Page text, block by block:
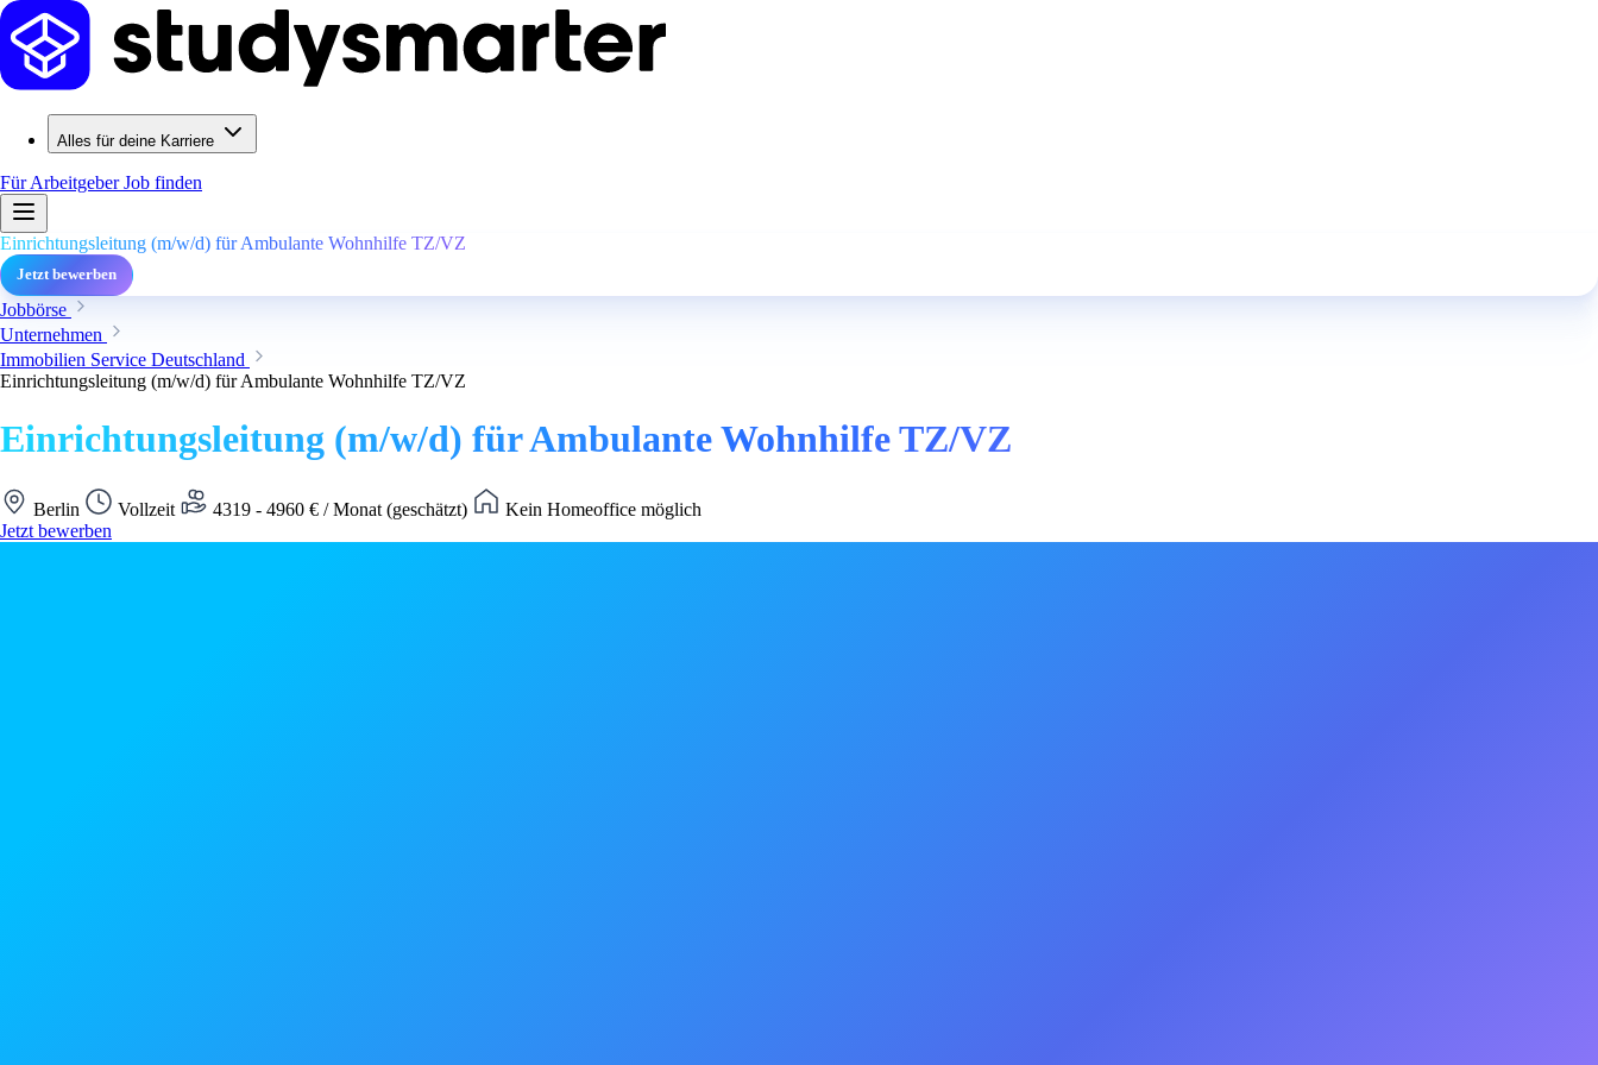
Alles für deine Karriere
Für ArbeitgeberJob finden
Einrichtungsleitung (m/w/d) für Ambulante Wohnhilfe TZ/VZ
Jetzt bewerben
Jobbörse
Unternehmen
Immobilien Service Deutschland
Einrichtungsleitung (m/w/d) für Ambulante Wohnhilfe TZ/VZ
Einrichtungsleitung (m/w/d) für Ambulante Wohnhilfe TZ/VZ
Berlin Vollzeit 4319 - 4960 € / Monat (geschätzt)
Kein Homeoffice möglich
Jetzt bewerben